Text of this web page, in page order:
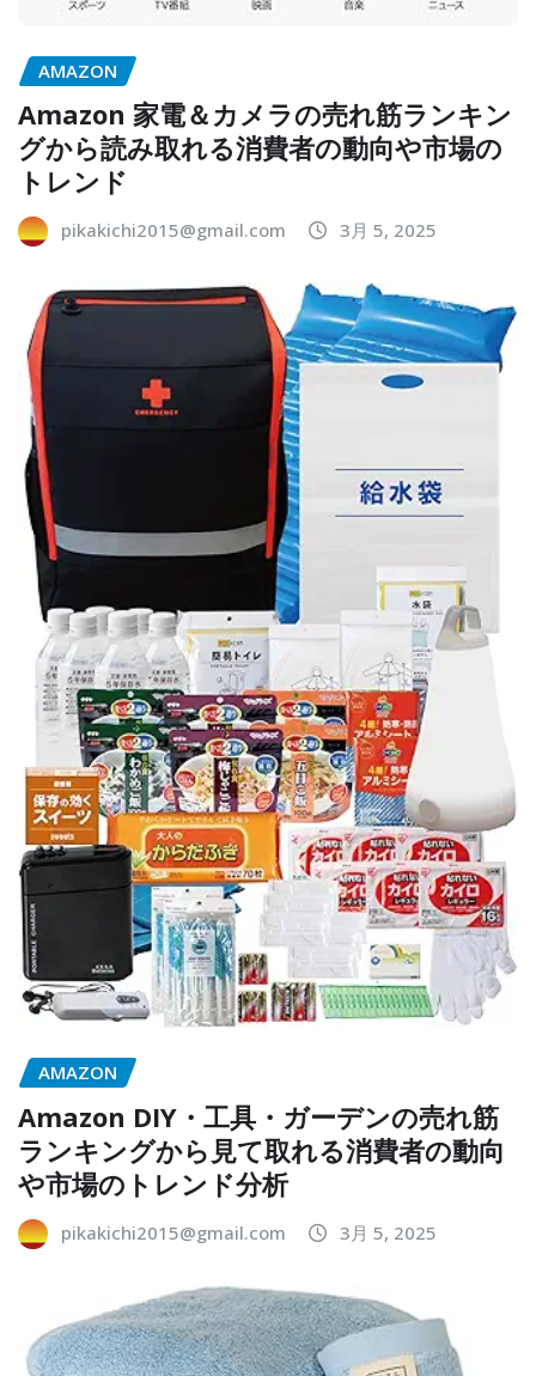
AMAZON
Amazon 家電＆カメラの売れ筋ランキン
グから読み取れる消費者の動向や市場の
トレンド
pikakichi2015@gmail.com 3月 5, 2025
AMAZON
Amazon DIY・工具・ガーデンの売れ筋
ランキングから見て取れる消費者の動向
や市場のトレンド分析
pikakichi2015@gmail.com 3月 5, 2025